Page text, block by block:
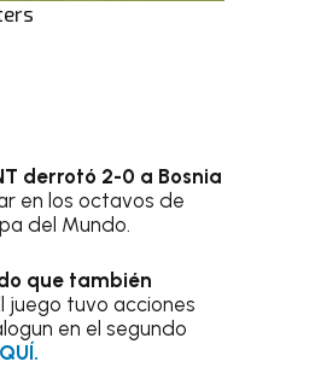
derrotó 2-0 a Bosnia
en los octavos de
del Mundo.
que también
juego tuvo acciones
en el segundo